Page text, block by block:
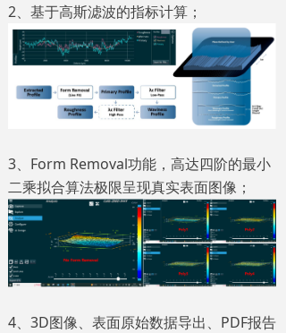
2、基于高斯滤波的指标计算；
3、Form Removal功能，高达四阶的最小
二乘拟合算法极限呈现真实表面图像；
4、3D图像、表面原始数据导出、PDF报告